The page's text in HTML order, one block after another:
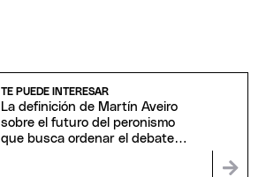
TE PUEDE INTERESAR
La definición de Martín Aveiro
sobre el futuro del peronismo
que busca ordenar el debate